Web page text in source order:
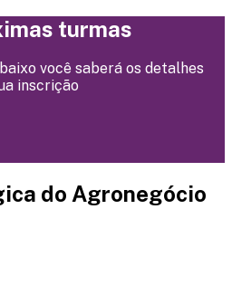
turmas
você saberá os detalhes
inscrição
do Agronegócio